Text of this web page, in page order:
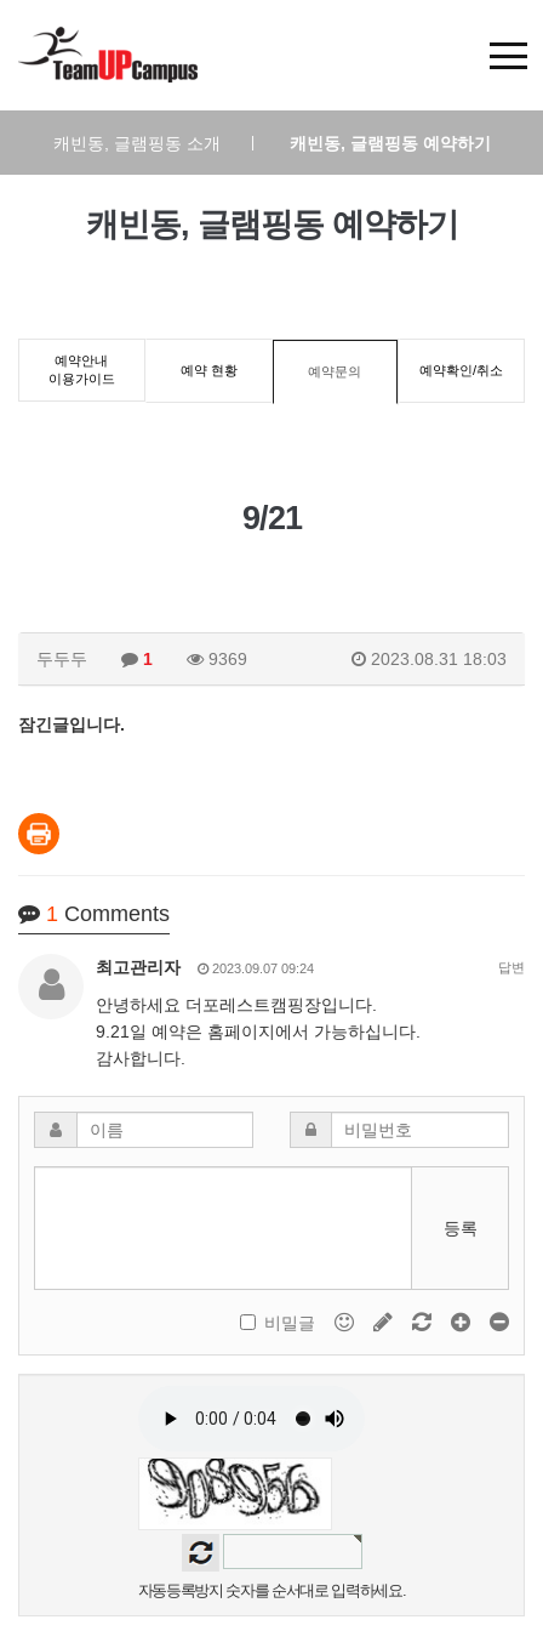
캐빈동, 글램핑동 소개 캐빈동, 글램핑동 예약하기
캐빈동, 글램핑동 예약하기
예약안내
이용가이드
예약 현황 예약문의 예약확인/취소
9/21
두두두 1 9369 2023.08.31 18:03
잠긴글입니다.
1 Comments
최고관리자 2023.09.07 09:24 답변
안녕하세요 더포레스트캠핑장입니다.
9.21일 예약은 홈페이지에서 가능하십니다.
감사합니다.
등록
비밀글
자동등록방지 숫자를 순서대로 입력하세요.